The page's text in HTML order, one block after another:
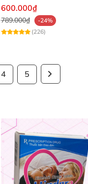
Riêng Cho Top
600.000₫
789.000₫
-24%
(226)
4 5